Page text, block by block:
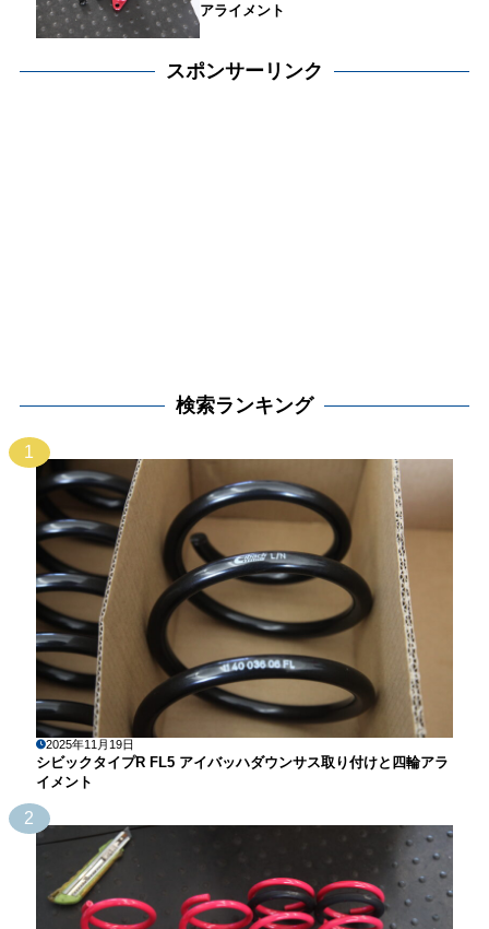
アライメント
スポンサーリンク
検索ランキング
1
2025年11月19日
シビックタイプR FL5 アイバッハダウンサス取り付けと四輪アラ
イメント
2